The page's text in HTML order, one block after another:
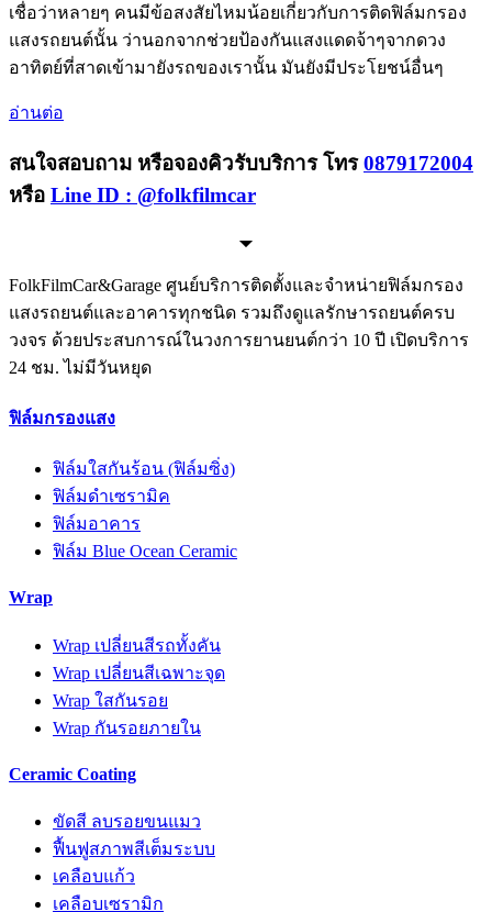
เชื่อว่าหลายๆ คนมีข้อสงสัยไหมน้อยเกี่ยวกับการติดฟิล์มกรอง
แสงรถยนต์นั้น ว่านอกจากช่วยป้องกันแสงแดดจ้าๆจากดวง
อาทิตย์ที่สาดเข้ามายังรถของเรานั้น มันยังมีประโยชน์อื่นๆ
อ่านต่อ
สนใจสอบถาม หรือจองคิวรับบริการ โทร0879172004
หรือ Line ID : @folkfilmcar
FolkFilmCar&Garage ศูนย์บริการติดตั้งและจำหน่ายฟิล์มกรอง
แสงรถยนต์และอาคารทุกชนิด รวมถึงดูแลรักษารถยนต์ครบ
วงจร ด้วยประสบการณ์ในวงการยานยนต์กว่า 10 ปี เปิดบริการ
24 ชม. ไม่มีวันหยุด
ฟิล์มกรองแสง
ฟิล์มใสกันร้อน (ฟิล์มซิ่ง)
ฟิล์มดำเซรามิค
ฟิล์มอาคาร
ฟิล์ม Blue Ocean Ceramic
Wrap
Wrap เปลี่ยนสีรถทั้งคัน
Wrap เปลี่ยนสีเฉพาะจุด
Wrap ใสกันรอย
Wrap กันรอยภายใน
Ceramic Coating
ขัดสี ลบรอยขนแมว
ฟื้นฟูสภาพสีเต็มระบบ
เคลือบแก้ว
เคลือบเซรามิก